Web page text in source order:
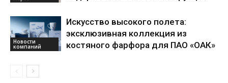
Новости
компаний
Искусство высокого полета:
эксклюзивная коллекция из
костяного фарфора для ПАО «ОАК»